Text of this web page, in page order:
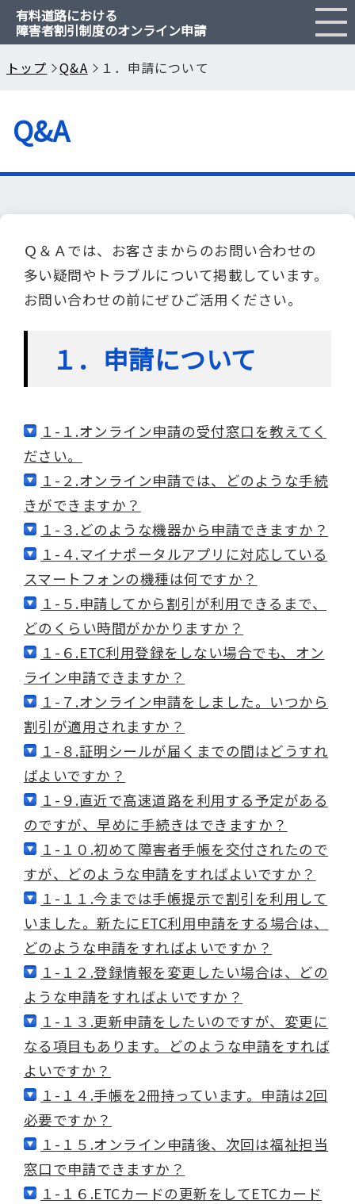
有料道路における
障害者割引制度のオンライン申請
障害者割引とは
Q & A
トップ Q&A １．申請について
Q&A
Ｑ＆Ａでは、お客さまからのお問い合わせの
多い疑問やトラブルについて掲載しています。
お問い合わせの前にぜひご活用ください。
１．申請について
１-１.オンライン申請の受付窓口を教えてく
ださい。
１-２.オンライン申請では、どのような手続
きができますか？
１-３.どのような機器から申請できますか？
１-４.マイナポータルアプリに対応している
スマートフォンの機種は何ですか？
１-５.申請してから割引が利用できるまで、
どのくらい時間がかかりますか？
１-６.ETC利用登録をしない場合でも、オン
ライン申請できますか？
１-７.オンライン申請をしました。いつから
割引が適用されますか？
１-８.証明シールが届くまでの間はどうすれ
ばよいですか？
１-９.直近で高速道路を利用する予定がある
のですが、早めに手続きはできますか？
１-１０.初めて障害者手帳を交付されたので
すが、どのような申請をすればよいですか？
１-１１.今までは手帳提示で割引を利用して
いました。新たにETC利用申請をする場合は、
どのような申請をすればよいですか？
１-１２.登録情報を変更したい場合は、どの
ような申請をすればよいですか？
１-１３.更新申請をしたいのですが、変更に
なる項目もあります。どのような申請をすれば
よいですか？
１-１４.手帳を2冊持っています。申請は2回
必要ですか？
１-１５.オンライン申請後、次回は福祉担当
窓口で申請できますか？
１-１６.ETCカードの更新をしてETCカード